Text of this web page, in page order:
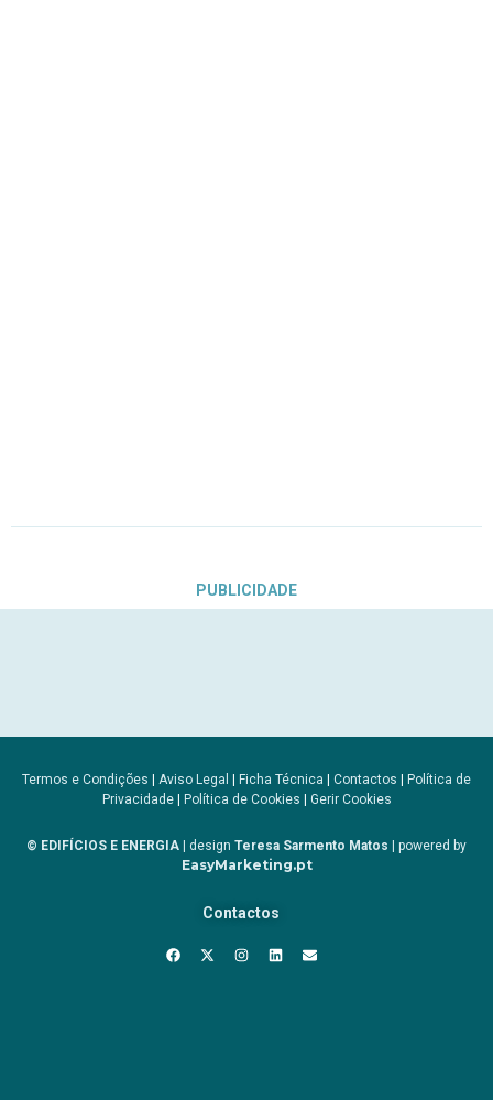
PUBLICIDADE
Termos e Condições | Aviso Legal | Ficha Técnica | Contactos | Política de
Privacidade| Política de Cookies | Gerir Cookies
© EDIFÍCIOS E ENERGIA | design Teresa Sarmento Matos | powered by
EasyMarketing.pt
Contactos